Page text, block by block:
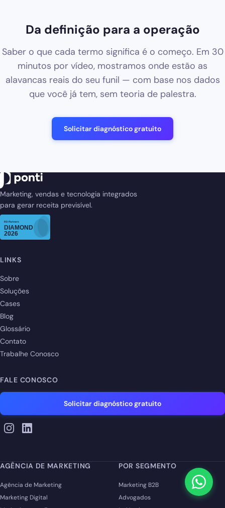
Da definição para a operação
Saber o que cada termo significa é o começo. Em 30
minutos por vídeo, mostramos onde estão as
alavancas reais do seu funil — com base nos dados
que você já tem, sem teoria de palestra.
Solicitar diagnóstico gratuito
Marketing, vendas e tecnologia integrados
para gerar receita previsível.
LINKS
Sobre
Soluções
Cases
Blog
Glossário
Contato
Trabalhe Conosco
FALE CONOSCO
Solicitar diagnóstico gratuito
AGÊNCIA DE MARKETING
Agência de Marketing
Marketing Digital
POR SEGMENTO
Marketing B2B
Advogados